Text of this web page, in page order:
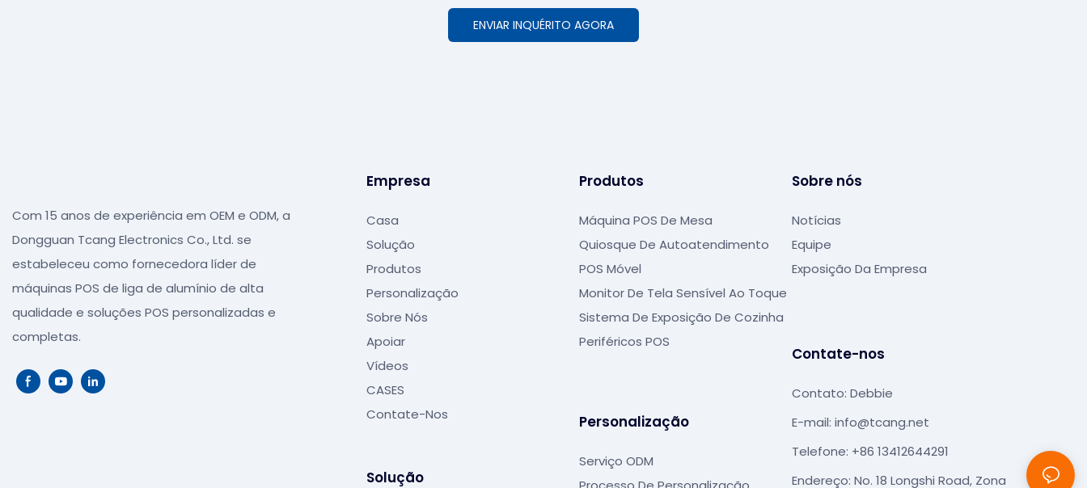
ENVIAR INQUÉRITO AGORA
Com 15 anos de experiência em OEM e ODM, a
Dongguan Tcang Electronics Co., Ltd. se
estabeleceu como fornecedora líder de
máquinas POS de liga de alumínio de alta
qualidade e soluções POS personalizadas e
completas.
Empresa
Casa
Solução
Produtos
Personalização
Sobre Nós
Apoiar
Vídeos
CASES
Contate-Nos
Solução
Produtos
Máquina POS De Mesa
Quiosque De Autoatendimento
POS Móvel
Monitor De Tela Sensível Ao Toque
Sistema De Exposição De Cozinha
Periféricos POS
Personalização
Serviço ODM
Sobre nós
Notícias
Equipe
Exposição Da Empresa
Contate-nos
Contato: Debbie
E-mail: info@tcang.net
Telefone: +86 13412644291
Endereço: No. 18 Longshi Road, Zona